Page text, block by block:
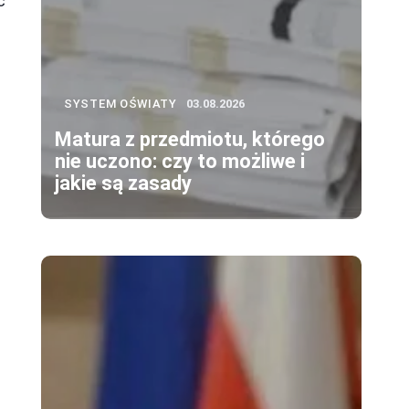
SYSTEM OŚWIATY 03.08.2026
Matura z przedmiotu, którego
nie uczono: czy to możliwe i
jakie są zasady